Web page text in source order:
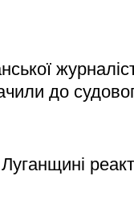
до